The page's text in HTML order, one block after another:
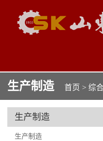
生产制造 首页 > 综
生产制造
生产制造